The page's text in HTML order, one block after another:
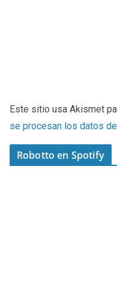
Este sitio usa Akismet
se procesan los datos
Robotto en Spotify